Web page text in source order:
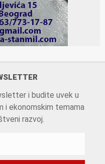
i budite uvek u
i ekonomskim temama
razvoj.